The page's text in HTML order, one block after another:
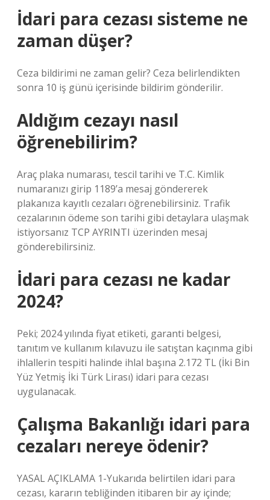
İdari para cezası sisteme ne
zaman düşer?
Ceza bildirimi ne zaman gelir? Ceza belirlendikten
sonra 10 iş günü içerisinde bildirim gönderilir.
Aldığım cezayı nasıl
öğrenebilirim?
Araç plaka numarası, tescil tarihi ve T.C. Kimlik
numaranızı girip 1189’a mesaj göndererek
plakanıza kayıtlı cezaları öğrenebilirsiniz. Trafik
cezalarının ödeme son tarihi gibi detaylara ulaşmak
istiyorsanız TCP AYRINTI üzerinden mesaj
gönderebilirsiniz.
İdari para cezası ne kadar
2024?
Peki; 2024 yılında fiyat etiketi, garanti belgesi,
tanıtım ve kullanım kılavuzu ile satıştan kaçınma gibi
ihlallerin tespiti halinde ihlal başına 2.172 TL (İki Bin
Yüz Yetmiş İki Türk Lirası) idari para cezası
uygulanacak.
Çalışma Bakanlığı idari para
cezaları nereye ödenir?
YASAL AÇIKLAMA 1-Yukarıda belirtilen idari para
cezası, kararın tebliğinden itibaren bir ay içinde;